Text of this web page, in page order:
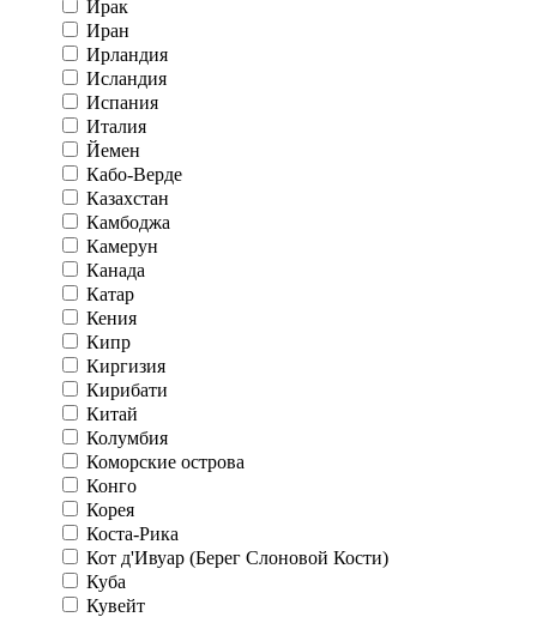
Ирак
Иран
Ирландия
Исландия
Испания
Италия
Йемен
Кабо-Верде
Казахстан
Камбоджа
Камерун
Канада
Катар
Кения
Кипр
Киргизия
Кирибати
Китай
Колумбия
Коморские острова
Конго
Корея
Коста-Рика
Кот д'Ивуар (Берег Слоновой Кости)
Куба
Кувейт